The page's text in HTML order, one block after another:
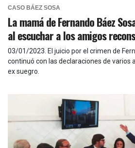
CASO BÁEZ SOSA
La mamá de Fernando Báez
al escuchar a los amigos
03/01/2023 El juicio por el crimen de
continuó con las declaraciones de varios
ex suegro.